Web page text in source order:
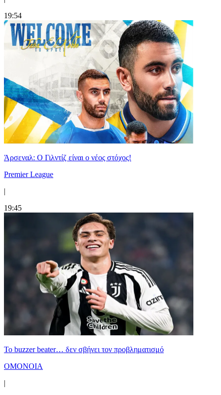
19:54
Άρσεναλ: Ο Γιλντίζ είναι ο νέος στόχος!
Premier League
|
19:45
Το buzzer beater… δεν σβήνει τoν προβληματισμό
ΟΜΟΝΟΙΑ
|